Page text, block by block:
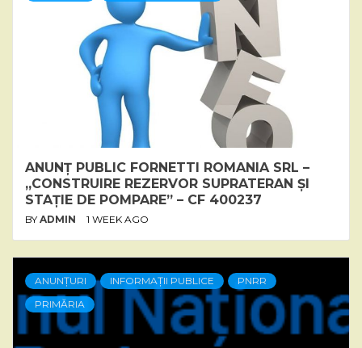
ANUNȚ PUBLIC FORNETTI ROMANIA SRL –
„CONSTRUIRE REZERVOR SUPRATERAN ȘI
STAȚIE DE POMPARE” – CF 400237
BY ADMIN 1 WEEK AGO
ANUNȚURI INFORMAȚII PUBLICE
PNRR
PRIMĂRIA